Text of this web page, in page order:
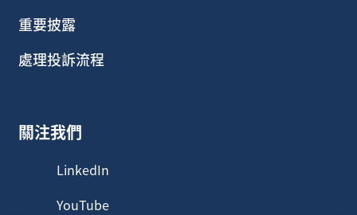
重要披露
處理投訴流程
關注我們
LinkedIn
YouTube